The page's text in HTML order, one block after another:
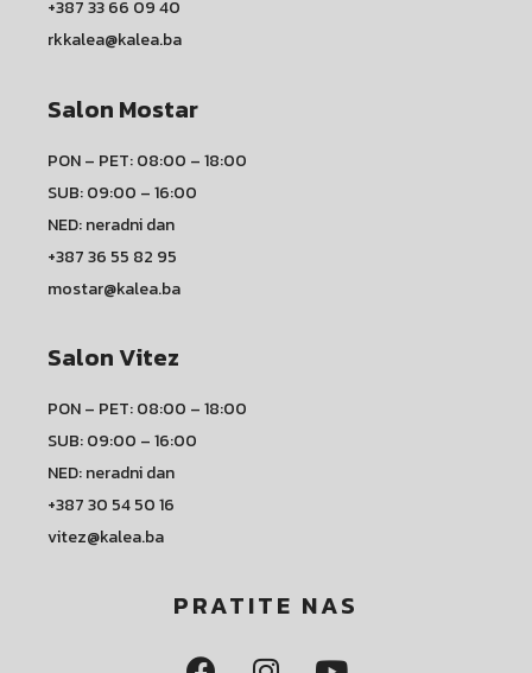
+387 33 66 09 40
rkkalea@kalea.ba
Salon Mostar
PON – PET: 08:00 – 18:00
SUB: 09:00 – 16:00
NED: neradni dan
+387 36 55 82 95
mostar@kalea.ba
Salon Vitez
PON – PET: 08:00 – 18:00
SUB: 09:00 – 16:00
NED: neradni dan
+387 30 54 50 16
vitez@kalea.ba
PRATITE NAS